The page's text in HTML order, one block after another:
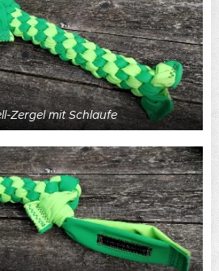
Zergel mit Schlaufe